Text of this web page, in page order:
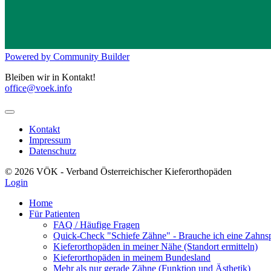
Powered by Community Builder
Bleiben wir in Kontakt!
office@voek.info
Kontakt
Impressum
Datenschutz
© 2026 VÖK - Verband Österreichischer Kieferorthopäden
Login
Home
Für Patienten
FAQ / Häufige Fragen
Quick-Check "Schiefe Zähne" - Brauche ich eine
Kieferorthopäden in meiner Nähe (Standort ermitteln)
Kieferorthopäden in meinem Bundesland
Mehr als nur gerade Zähne (Funktion und Ästhetik)